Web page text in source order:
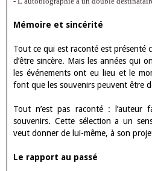
Mémoire et sincérité
Tout ce qui est raconté est présenté
d’être sincère. Mais les années qui
les événements ont eu lieu et le
font que les souvenirs peuvent être
Tout n’est pas raconté : l’auteur
souvenirs. Cette sélection a un
veut donner de lui-même, à son
Le rapport au passé